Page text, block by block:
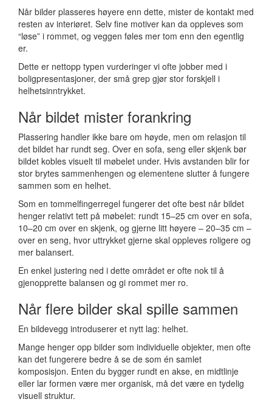
Når bilder plasseres høyere enn dette, mister de kontakt med
resten av interiøret. Selv fine motiver kan da oppleves som
“løse” i rommet, og veggen føles mer tom enn den egentlig
er.
Dette er nettopp typen vurderinger vi ofte jobber med i
boligpresentasjoner, der små grep gjør stor forskjell i
helhetsinntrykket.
Når bildet mister forankring
Plassering handler ikke bare om høyde, men om relasjon til
det bildet har rundt seg. Over en sofa, seng eller skjenk bør
bildet kobles visuelt til møbelet under. Hvis avstanden blir for
stor brytes sammenhengen og elementene slutter å fungere
sammen som en helhet.
Som en tommelfingerregel fungerer det ofte best når bildet
henger relativt tett på møbelet: rundt 15–25 cm over en sofa,
10–20 cm over en skjenk, og gjerne litt høyere – 20–35 cm –
over en seng, hvor uttrykket gjerne skal oppleves roligere og
mer balansert.
En enkel justering ned i dette området er ofte nok til å
gjenopprette balansen og gi rommet mer ro.
Når flere bilder skal spille sammen
En bildevegg introduserer et nytt lag: helhet.
Mange henger opp bilder som individuelle objekter, men ofte
kan det fungerere bedre å se de som én samlet
komposisjon. Enten du bygger rundt en akse, en midtlinje
eller lar formen være mer organisk, må det være en tydelig
visuell struktur.